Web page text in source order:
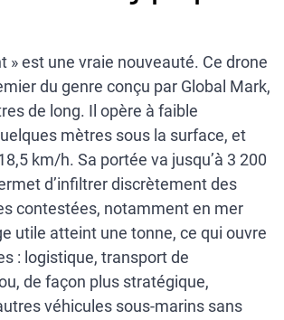
» est une vraie nouveauté. Ce drone
du genre conçu par Global Mark,
de long. Il opère à faible
mètres sous la surface, et
km/h. Sa portée va jusqu’à 3 200
d’infiltrer discrètement des
contestées, notamment en mer
utile atteint une tonne, ce qui ouvre
: logistique, transport de
de façon plus stratégique,
véhicules sous-marins sans